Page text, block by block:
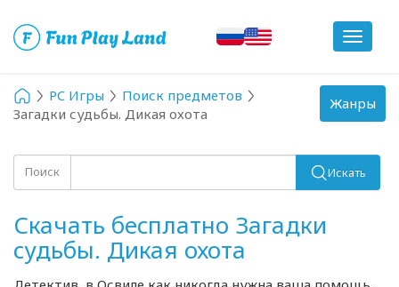
Toggle
PC Игры
Поиск предметов
Загадки судьбы. Дикая охота
Поиск Искать
Скачать бесплатно Загадки
судьбы. Дикая охота
Toggle
navigation
Жанры